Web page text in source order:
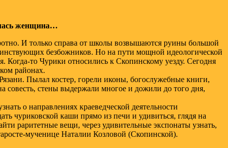
женщина…
И только справа от школы возвышаются руины большой
безбожников. Но на пути мощной идеологической
то Чурики относились к Скопинскому уезду. Сегодня
районах.
Пылал костер, горели иконы, богослужебные книги,
стены выдержали многое и дожили до того дня,
о направлениях краеведческой деятельности
чуриковской каши прямо из печи и удивиться, глядя на
раритетные вещи, через удивительные экспонаты узнать,
мученице Наталии Козловой (Скопинской).